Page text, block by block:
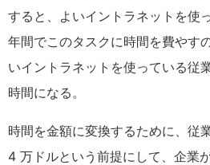
すると、よいイントラネットを使
年間でこのタスクに時間を費やす
いイントラネットを使っている従
時間になる。
時間を金額に変換するために、従
4 万ドルという前提にして、企業